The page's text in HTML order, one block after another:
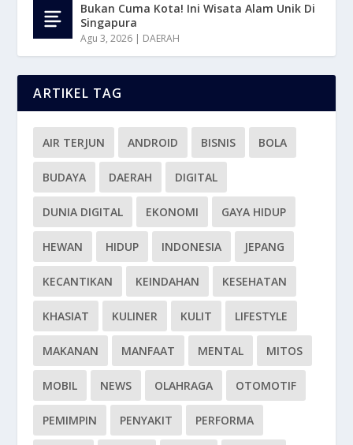
Bukan Cuma Kota! Ini Wisata Alam Unik Di
Singapura
Agu 3, 2026 | DAERAH
ARTIKEL TAG
AIR TERJUN ANDROID BISNIS BOLA
BUDAYA DAERAH DIGITAL
DUNIA DIGITAL EKONOMI GAYA HIDUP
HEWAN HIDUP INDONESIA JEPANG
KECANTIKAN KEINDAHAN KESEHATAN
KHASIAT KULINER KULIT LIFESTYLE
MAKANAN MANFAAT MENTAL MITOS
MOBIL NEWS OLAHRAGA OTOMOTIF
PEMIMPIN PENYAKIT PERFORMA